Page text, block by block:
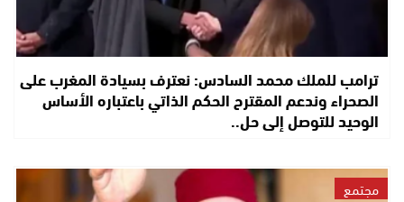
ترامب للملك محمد السادس: نعترف بسيادة المغرب على
الصحراء وندعم المقترح الحكم الذاتي باعتباره الأساس
الوحيد للتوصل إلى حل..
مجتمع